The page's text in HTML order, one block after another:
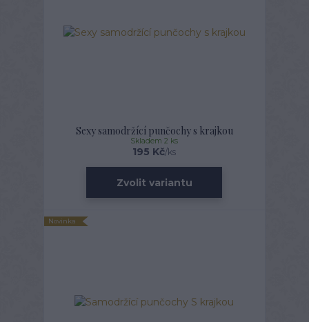
Sexy samodržící punčochy s krajkou
195 Kč/ks
Skladem 2 ks
Zvolit variantu
Novinka